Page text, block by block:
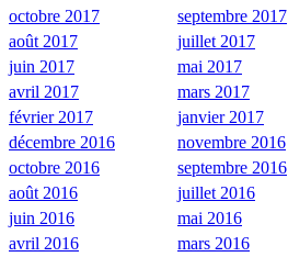
octobre 2017
septembre 2017
août 2017
juillet 2017
juin 2017
mai 2017
avril 2017
mars 2017
février 2017
janvier 2017
décembre 2016
novembre 2016
octobre 2016
septembre 2016
août 2016
juillet 2016
juin 2016
mai 2016
avril 2016
mars 2016